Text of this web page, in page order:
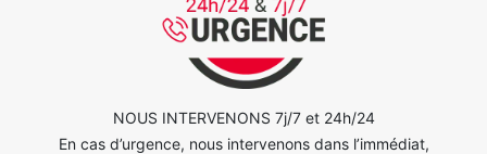
NOUS INTERVENONS 7j/7 et 24h/24
En cas d’urgence, nous intervenons dans l’immédiat,